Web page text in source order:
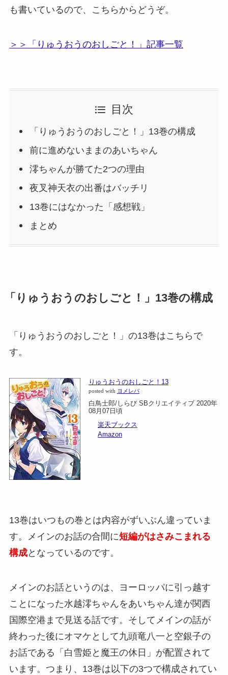
も書いているので、こちらからどうぞ。
＞＞「りゅうおうのおしごと！」記事一覧
目次
「りゅうおうのおしごと！」13巻の構成
前に進めないままのあいちゃん
澪ちゃんが勝てた2つの理由
夜叉神天衣の出番はバッチリ
13巻にはなかった「感想戦」
まとめ
「りゅうおうのおしごと！」13巻の構成
「りゅうおうのおしごと！」の13巻はこちらで
す。
りゅうおうのおしごと！13
posted with ヨメレバ
白鳥士郎/しらび SBクリエイティブ 2020年
08月07日頃
楽天ブックス
Amazon
13巻はいつもの巻とは内容がずいぶん違っていま
す。メインのお話の合間に短編がはさみこまれる
構成となっているのです。
メインのお話というのは、ヨーロッパに引っ越す
ことになった水越澪ちゃんをあいちゃん達が関西
国際空港まで見送る話です。そしてメインの話が
終わった後にオマケとして九頭竜八一と空銀子の
お話である「白雪姫と魔王の休日」が配置されて
います。つまり、13巻は以下の3つで構成されてい